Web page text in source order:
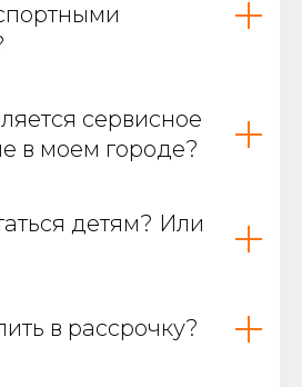
сервисное
в моем городе?
детям? Или
в рассрочку?